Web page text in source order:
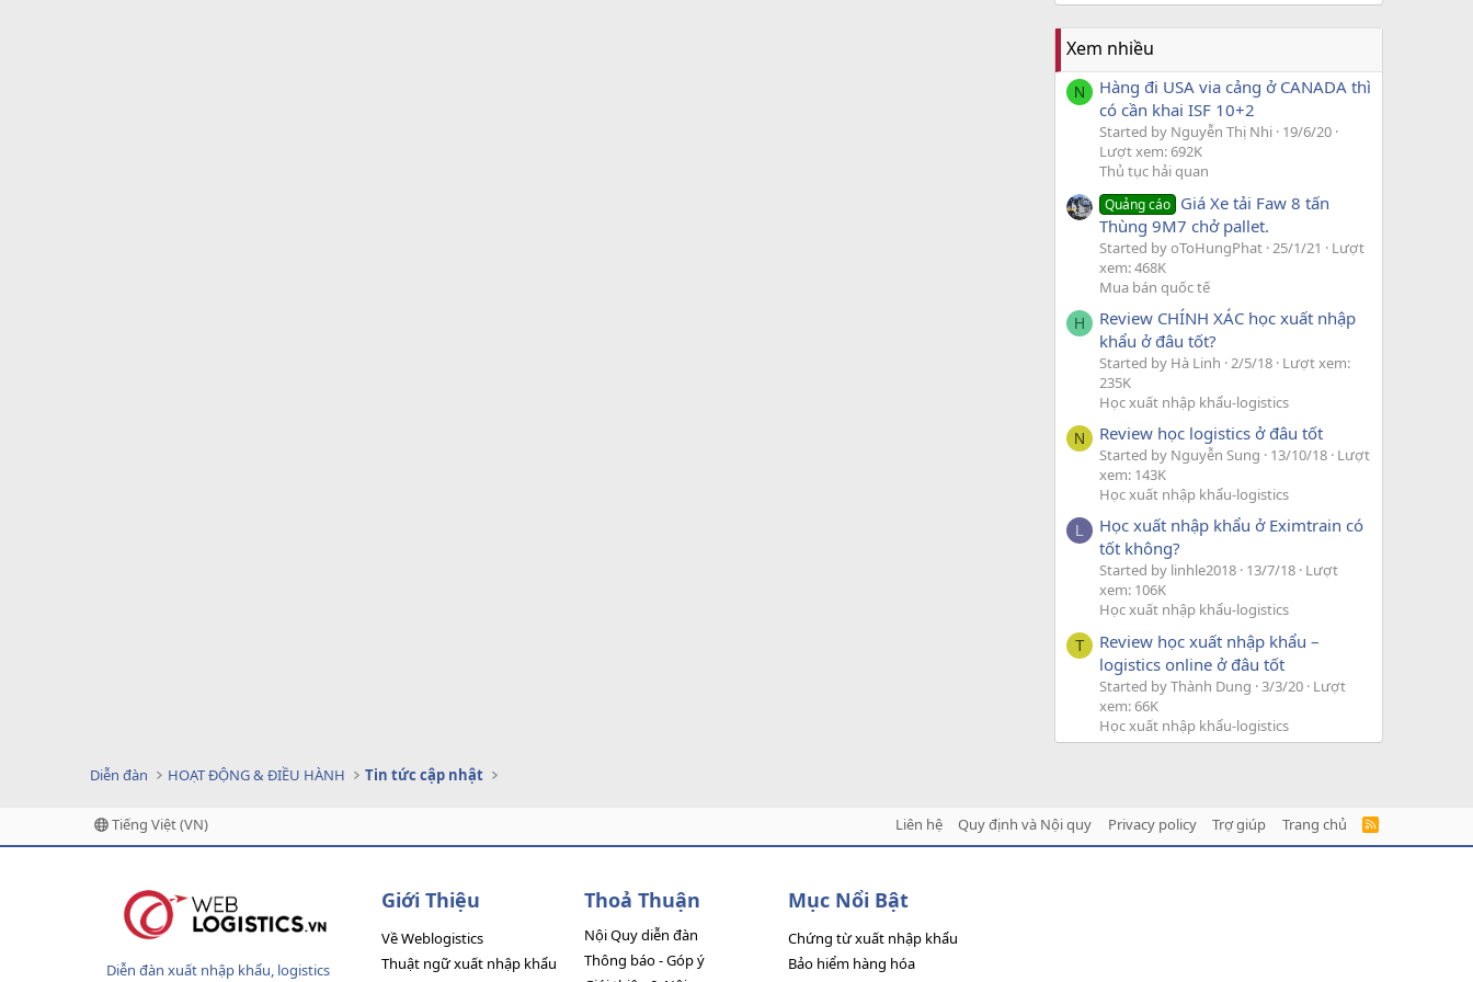
Xem nhiều
N
Hàng đi USA via cảng ở CANADA thì
có cần khai ISF 10+2
Started by Nguyễn Thị Nhi 19/6/20
Lượt xem: 692K
Thủ tục hải quan
Quảng cáo Giá Xe tải Faw 8 tấn
Thùng 9M7 chở pallet.
Started by oToHungPhat 25/1/21
Lượt
xem: 468K
Mua bán quốc tế
H
Review CHÍNH XÁC học xuất nhập
khẩu ở đâu tốt?
Started by Hà Linh 2/5/18 Lượt xem:
235K
Học xuất nhập khẩu-logistics
N Review học logistics ở đâu tốt
Started by Nguyễn Sung 13/10/18 Lượt
xem: 143K
Học xuất nhập khẩu-logistics
L
Học xuất nhập khẩu ở Eximtrain có
tốt không?
Started by linhle2018 13/7/18 Lượt
xem: 106K
Học xuất nhập khẩu-logistics
T
Review học xuất nhập khẩu –
logistics online ở đâu tốt
Started by Thành Dung 3/3/20 Lượt
xem: 66K
Học xuất nhập khẩu-logistics
Diễn đàn HOẠT ĐỘNG & ĐIỀU HÀNH Tin tức cập nhật
Tiếng Việt (VN) Liên hệ Quy định và Nội quy Privacy policy Trợ giúp Trang chủ
R
Diễn đàn xuất nhập khẩu, logistics
Giới Thiệu
Về Weblogistics
Thuật ngữ xuất nhập khẩu
Thoả Thuận
Nội Quy diễn đàn
Thông báo - Góp ý
Mục Nổi Bật
Chứng từ xuất nhập khẩu
Bảo hiểm hàng hóa